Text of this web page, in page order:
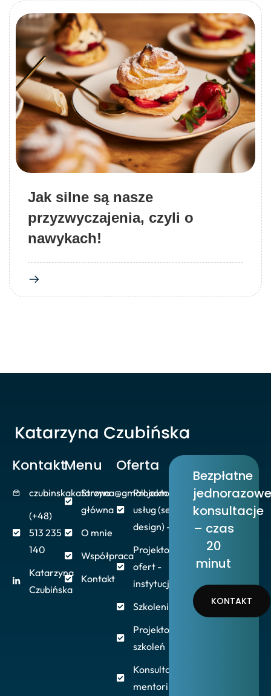
Jak silne są nasze
przyzwyczajenia, czyli o
nawykach!
Kontakt
czubinskakatarzyna@gmail.com
(+48)
513 235
140
Katarzyna
Czubińska
Menu
Strona
główna
O mnie
Współpraca
Kontakt
Oferta
Projektowanie
usług (service
design) - firmy
Projektowanie
ofert -
instytucje/NGO
Szkolenia/Warsztaty
Projektowanie
szkoleń
Konsultacje,
mentoring
Bezpłatne
jednorazowe
konsultacje
– czas
20
minut
KONTAKT